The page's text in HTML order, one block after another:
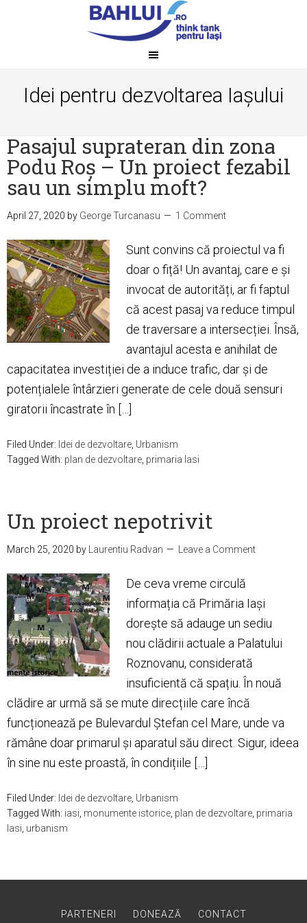
Idei pentru dezvoltarea Iașului
Pasajul suprateran din zona
Podu Roș – Un proiect fezabil
sau un simplu moft?
April 27, 2020 by George Turcanasu 1 Comment
Sunt convins că proiectul va fi
doar o fiță! Un avantaj, care e și
invocat de autorități, ar fi faptul
că acest pasaj va reduce timpul
de traversare a intersecției. Însă,
avantajul acesta e anihilat de
capacitatea investiției de a induce trafic, dar și de
potențialele întârzieri generate de cele două sensuri
giratorii încastrate în […]
Filed Under: Idei de dezvoltare Urbanism
Tagged With: plan de dezvoltare primaria Iasi
Un proiect nepotrivit
March 25, 2020 by Laurentiu Radvan Leave a Comment
De ceva vreme circulă
informația că Primăria Iași
dorește să adauge un sediu
nou clădirii actuale a Palatului
Roznovanu, considerată
insuficientă că spațiu. În nouă
clădire ar urmă să se mute direcțiile care încă
funcționează pe Bulevardul Ștefan cel Mare, unde va
rămâne doar primarul și aparatul său direct. Sigur, ideea
în sine nu este proastă, în condițiile […]
Filed Under: Idei de dezvoltare Urbanism
Tagged With: iasi monumente istorice plan de dezvoltare primaria
Iasi urbanism
PARTENERI DONEAZĂ CONTACT